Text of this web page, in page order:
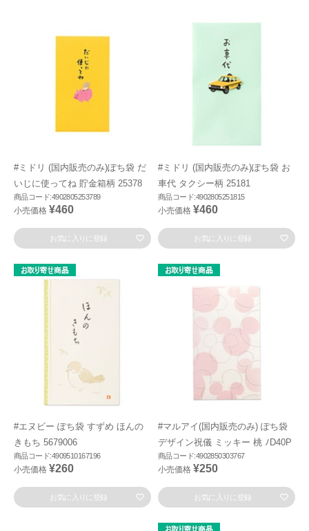
#ミドリ (国内販売のみ)ぽち袋 だ
いじに使ってね 貯金箱柄 25378
商品コード:4902805253789
小売価格 ¥460
お気に入りに登録
#ミドリ (国内販売のみ)ぽち袋 お
車代 タクシー柄 25181
商品コード:4902805251815
小売価格 ¥460
お気に入りに登録
#エヌビー ぽち袋 すずめ ほんの
きもち 5679006
商品コード:4909510167196
小売価格 ¥260
お気に入りに登録
#マルアイ(国内販売のみ) ぽち袋
デザイン祝儀 ミッキー 桃 ﾉD40P
商品コード:4902850303767
小売価格 ¥250
お気に入りに登録